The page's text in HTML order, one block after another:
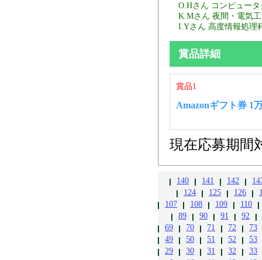
O.Hさん コンピュー
K.Mさん 夜間・電気
I.Yさん 高度情報処理
賞品詳細
賞品1
Amazonギフト券 1
現在応募期間
142
141
140
126
125
124
110
109
108
107
92
91
90
89
73
72
71
70
69
53
52
51
50
49
33
32
31
30
29